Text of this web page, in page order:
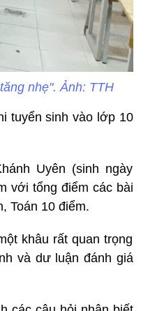
nhẹ". Ảnh: TTH
tuyển sinh vào lớp 10
Uyên (sinh ngày
với tổng điểm các bài
Toán 10 điểm.
khâu rất quan trọng
và dư luận đánh giá